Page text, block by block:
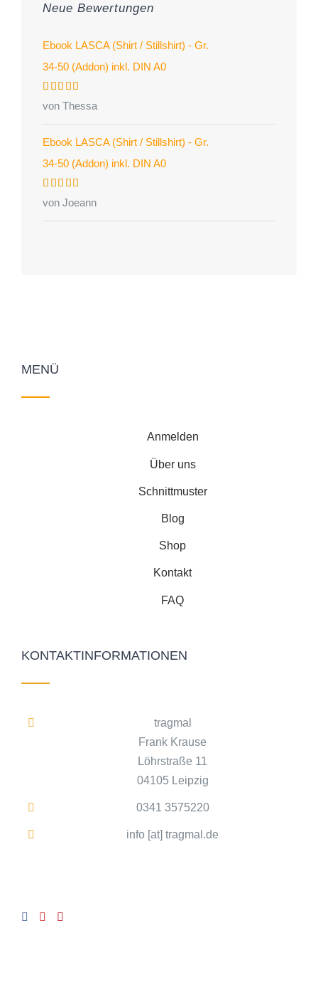
Neue Bewertungen
Ebook LASCA (Shirt / Stillshirt) - Gr.
34-50 (Addon) inkl. DIN A0
Bewertet
mit von 5
von Thessa
Ebook LASCA (Shirt / Stillshirt) - Gr.
34-50 (Addon) inkl. DIN A0
Bewertet
mit 5von 5
von Joeann
MENÜ
Anmelden
Über uns
Schnittmuster
Blog
Shop
Kontakt
FAQ
KONTAKTINFORMATIONEN
tragmal
Frank Krause
Löhrstraße 11
04105 Leipzig
0341 3575220
info [at] tragmal.de